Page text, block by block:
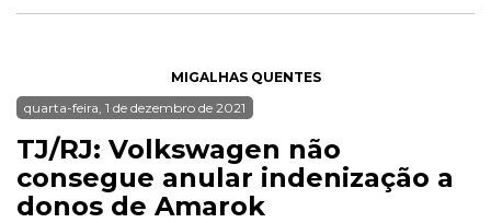
MIGALHAS QUENTES
quarta-feira, 1 de dezembro de 2021
TJ/RJ: Volkswagen não
consegue anular indenização a
donos de Amarok